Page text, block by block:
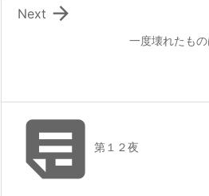
一度壊れたも

Next
第１２夜